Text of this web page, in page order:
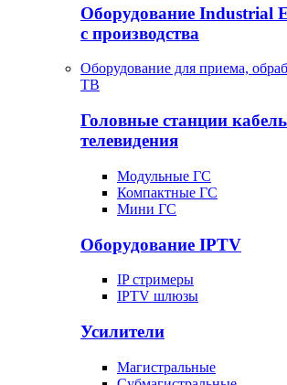
Оборудование Industrial
с производства
Оборудование для приема,
ТВ
Головные станции
телевидения
Модульные ГС
Компактные ГС
Мини ГС
Оборудование IPTV
IP стримеры
IPTV шлюзы
Усилители
Магистральные